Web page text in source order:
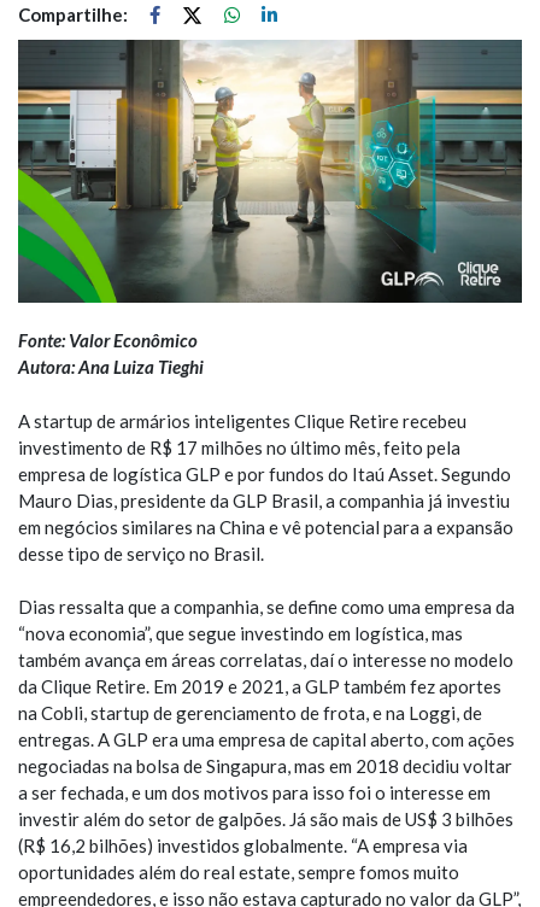
Compartilhe:
Fonte: Valor Econômico
Autora: Ana Luiza Tieghi
A startup de armários inteligentes Clique Retire recebeu
investimento de R$ 17 milhões no último mês, feito pela
empresa de logística GLP e por fundos do Itaú Asset. Segundo
Mauro Dias, presidente da GLP Brasil, a companhia já investiu
em negócios similares na China e vê potencial para a expansão
desse tipo de serviço no Brasil.
Dias ressalta que a companhia, se define como uma empresa da
“nova economia”, que segue investindo em logística, mas
também avança em áreas correlatas, daí o interesse no modelo
da Clique Retire. Em 2019 e 2021, a GLP também fez aportes
na Cobli, startup de gerenciamento de frota, e na Loggi, de
entregas. A GLP era uma empresa de capital aberto, com ações
negociadas na bolsa de Singapura, mas em 2018 decidiu voltar
a ser fechada, e um dos motivos para isso foi o interesse em
investir além do setor de galpões. Já são mais de US$ 3 bilhões
(R$ 16,2 bilhões) investidos globalmente. “A empresa via
oportunidades além do real estate, sempre fomos muito
empreendedores, e isso não estava capturado no valor da GLP”,